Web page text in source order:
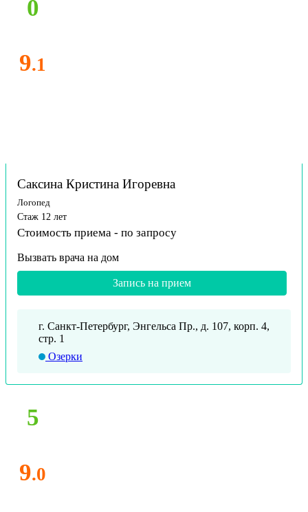
0
9.1
Саксина Кристина Игоревна
Логопед
Стаж 12 лет
Стоимость приема - по запросу
Вызвать врача на дом
Запись на прием
г. Санкт-Петербург, Энгельса Пр., д. 107, корп. 4,
стр. 1
Озерки
5
9.0